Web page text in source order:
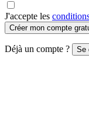
J'accepte les
Créer mon compte
Déjà un compte ? Se